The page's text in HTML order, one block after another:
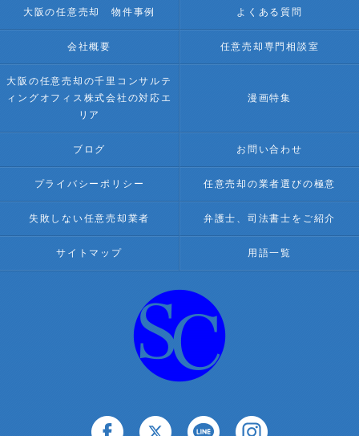
大阪の任意売却 物件事例 よくある質問
会社概要 任意売却専門相談室
大阪の任意売却の千里コンサルテ
ィングオフィス株式会社の対応エ
リア
漫画特集
ブログ お問い合わせ
プライバシーポリシー 任意売却の業者選びの極意
失敗しない任意売却業者 弁護士、司法書士をご紹介
サイトマップ 用語一覧